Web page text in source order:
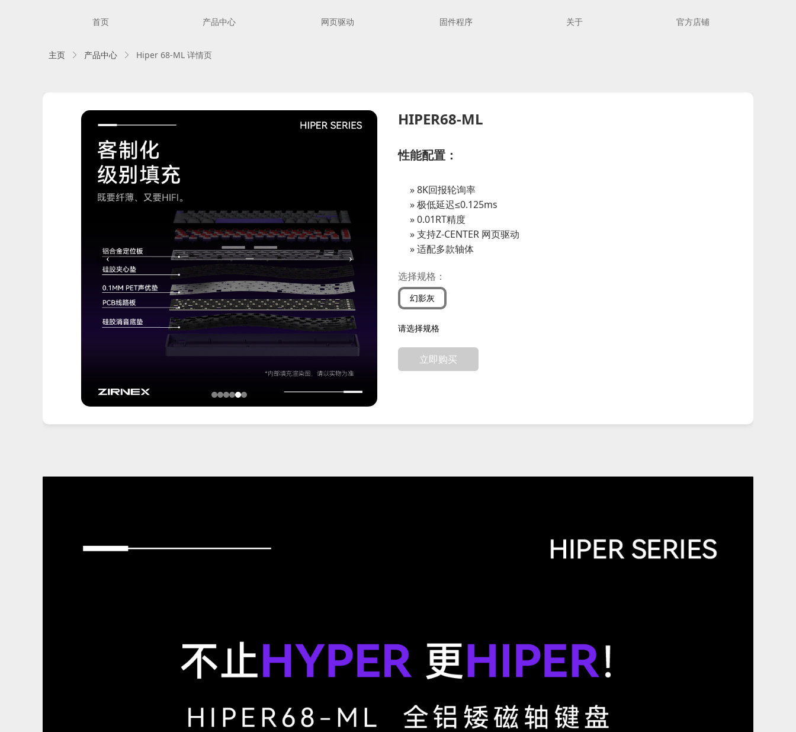
首页 产品中心 网页驱动 固件程序 关于 官方店铺
主页 ꁕ 产品中心 ꁕ Hiper 68-ML 详情页
‹ ›
HIPER68-ML
性能配置：
8K回报轮询率
极低延迟≤0.125ms
0.01RT精度
支持Z-CENTER 网页驱动
适配多款轴体
选择规格：
幻影灰
请选择规格
立即购买